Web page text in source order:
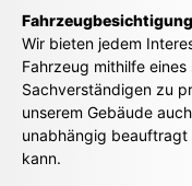
Fahrzeugbesichtigung
Wir bieten jedem
Fahrzeug mithilfe
Sachverständigen zu
unserem Gebäude
unabhängig
kann.